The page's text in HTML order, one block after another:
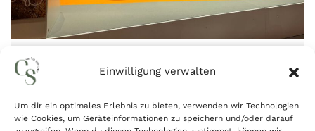
Einwilligung verwalten
Um dir ein optimales Erlebnis zu bieten, verwenden wir Technologien
wie Cookies, um Geräteinformationen zu speichern und/oder darauf